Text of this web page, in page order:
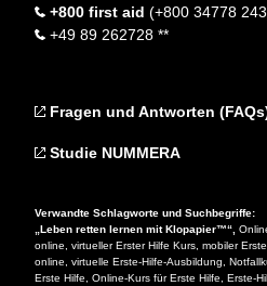
+800 first aid (+800 34778
+49 89 262728 **
Fragen und Antworten
Studie NUMMERA
Verwandte Schlagworte und Suchbegriffe:
„Leben retten lernen mit Klopapier™“,
online, virtueller Erster Hilfe Kurs, mobiler
online, virtuelle Erste-Hilfe-Ausbildung,
Erste Hilfe, Online-Kurs für Erste Hilfe, Erste-